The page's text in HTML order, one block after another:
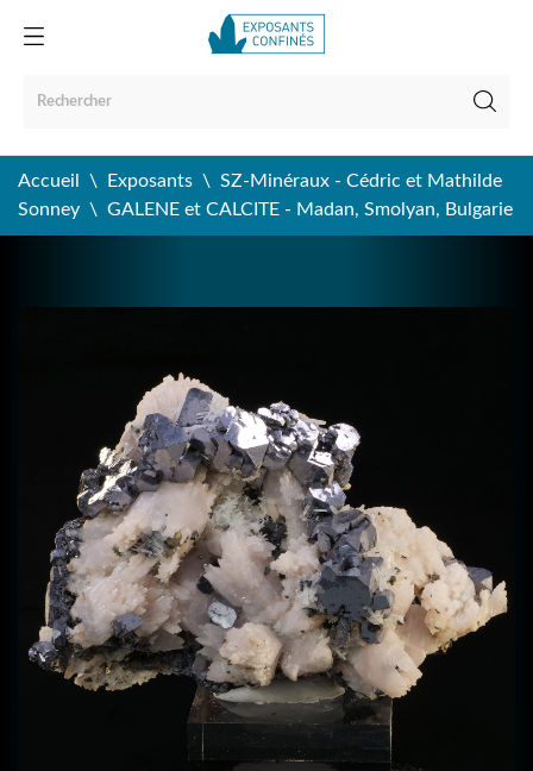
Accueil Exposants
SZ-Minéraux - Cédric et Mathilde
Sonney
GALENE et CALCITE - Madan, Smolyan, Bulgarie